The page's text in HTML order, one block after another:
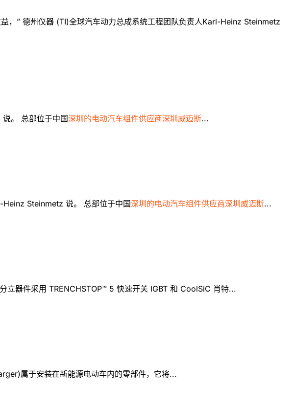
，” 德州仪器 (TI)全球汽车动力总成系统工程团队负责人Karl-Heinz Steinmetz
。 总部位于中国深圳的电动汽车组件供应商深圳威迈斯...
Heinz Steinmetz 说。 总部位于中国深圳的电动汽车组件供应商深圳威迈斯...
立器件采用 TRENCHSTOP™ 5 快速开关 IGBT 和 CoolSiC 肖特...
属于安装在新能源电动车内的零部件，它将...